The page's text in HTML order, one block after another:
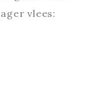
vlees: